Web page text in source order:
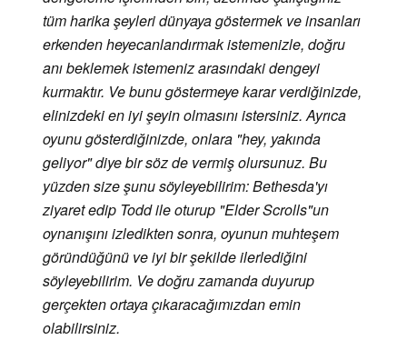
tüm harika şeyleri dünyaya göstermek ve insanları
erkenden heyecanlandırmak istemenizle, doğru
anı beklemek istemeniz arasındaki dengeyi
kurmaktır. Ve bunu göstermeye karar verdiğinizde,
elinizdeki en iyi şeyin olmasını istersiniz. Ayrıca
oyunu gösterdiğinizde, onlara "hey, yakında
geliyor" diye bir söz de vermiş olursunuz. Bu
yüzden size şunu söyleyebilirim: Bethesda'yı
ziyaret edip Todd ile oturup "Elder Scrolls"un
oynanışını izledikten sonra, oyunun muhteşem
göründüğünü ve iyi bir şekilde ilerlediğini
söyleyebilirim. Ve doğru zamanda duyurup
gerçekten ortaya çıkaracağımızdan emin
olabilirsiniz.